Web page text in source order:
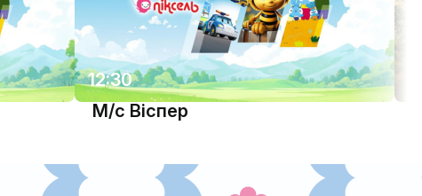
12:30
М/с Віспер